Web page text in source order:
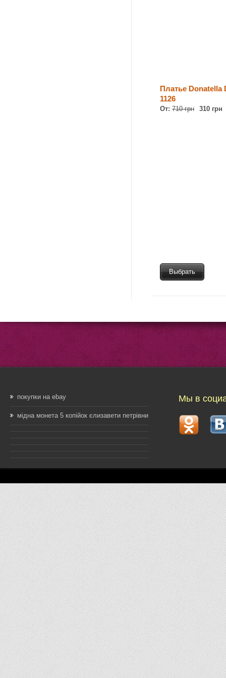
Платье Donatella
1126
От: 710 грн 310 грн
Выбрать
покупки на ebay
мідна монета 5 копійок єлизавети петрівни
Мы в